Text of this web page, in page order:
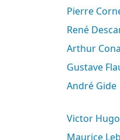
Pierre
René
Arthur
Gustave
André Gide
Victor Hugo
Maurice